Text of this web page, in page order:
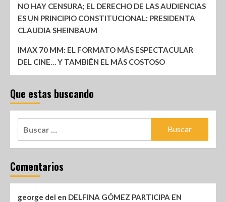
NO HAY CENSURA; EL DERECHO DE LAS AUDIENCIAS
ES UN PRINCIPIO CONSTITUCIONAL: PRESIDENTA
CLAUDIA SHEINBAUM
IMAX 70 MM: EL FORMATO MÁS ESPECTACULAR
DEL CINE… Y TAMBIÉN EL MÁS COSTOSO
Que estas buscando
Comentarios
george del en DELFINA GÓMEZ PARTICIPA EN